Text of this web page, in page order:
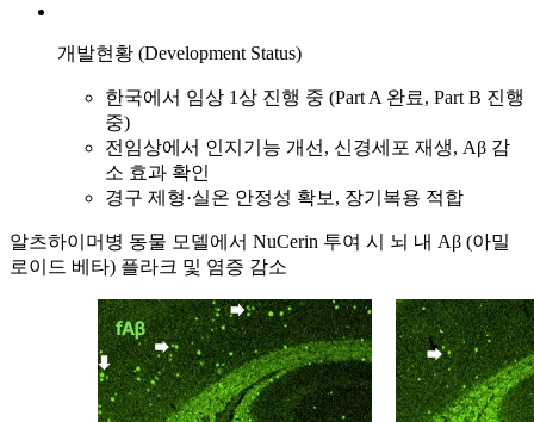
개발현황 (Development Status)
한국에서 임상 1상 진행 중 (Part A 완료, Part B 진행
중)
전임상에서 인지기능 개선, 신경세포 재생, Aβ 감
소 효과 확인
경구 제형·실온 안정성 확보, 장기복용 적합
알츠하이머병 동물 모델에서 NuCerin 투여 시 뇌 내 Aβ (아밀
로이드 베타) 플라크 및 염증 감소